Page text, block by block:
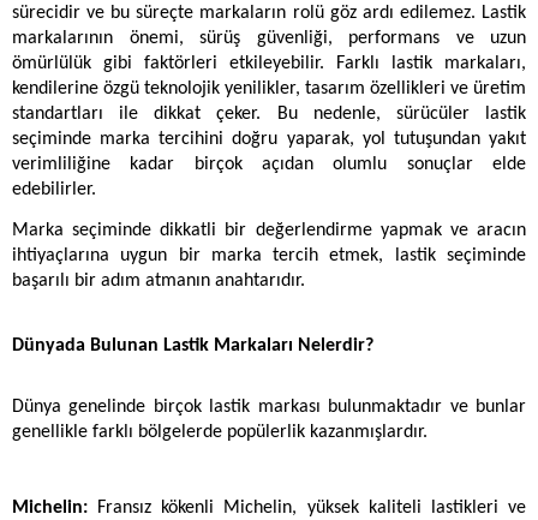
sürecidir ve bu süreçte markaların rolü göz ardı edilemez. Lastik
markalarının önemi, sürüş güvenliği, performans ve uzun
ömürlülük gibi faktörleri etkileyebilir. Farklı lastik markaları,
kendilerine özgü teknolojik yenilikler, tasarım özellikleri ve üretim
standartları ile dikkat çeker. Bu nedenle, sürücüler lastik
seçiminde marka tercihini doğru yaparak, yol tutuşundan yakıt
verimliliğine kadar birçok açıdan olumlu sonuçlar elde
edebilirler.
Marka seçiminde dikkatli bir değerlendirme yapmak ve aracın
ihtiyaçlarına uygun bir marka tercih etmek, lastik seçiminde
başarılı bir adım atmanın anahtarıdır.
Dünyada Bulunan Lastik Markaları Nelerdir?
Dünya genelinde birçok lastik markası bulunmaktadır ve bunlar
genellikle farklı bölgelerde popülerlik kazanmışlardır.
Michelin: Fransız kökenli Michelin, yüksek kaliteli lastikleri ve